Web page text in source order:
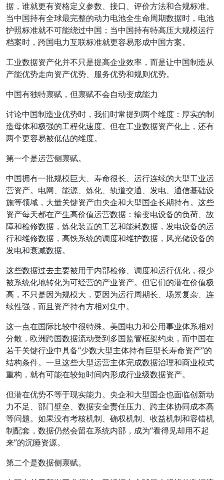
据，谁就更有资格定义参数、接口、评价方法和合规标准。
当中国持有全球最完整的动力电池全生命周期数据时，电池
护照标准就不可能绕过中国；当中国持有特高压大规模运行
档案时，跨国电力互联标准就更容易形成中国方案。
工业数据资产化并不只是提高企业效率，而是让中国制造从
产能优势走向资产优势、服务优势和规则优势。
中国有独特禀赋，但禀赋不会自动变成能力
讨论中国制造业优势时，我们时常提到两个维度：厚实的制
造母体和极强的工程化速度。但在工业数据资产化上，还有
两个更容易被低估的维度。
第一个是运营侧禀赋。
中国拥有一批规模巨大、寿命很长、运行连续的大型工业运
营资产。电网、能源、炼化、轨道交通、发电、通信基础设
施等领域，大量关键资产由央企和大型国企长期持有。这些
资产每天都在产生高价值运营数据：输变电设备的负荷、故
障和检修数据，炼化装置的工艺和能耗数据，发电设备的运
行和维修数据，高铁系统的调度和维护数据，风光储设备的
发电和衰减数据。
这些数据过去主要被用于内部检修、调度和运行优化，很少
被系统化地转化为可经营的产业资产。但它们的潜在价值极
高，不只是因为规模大，更因为运行周期长、场景复杂、连
续性强，而且资产持有方相对集中。
这一点在国际比较中很特殊。美国电力和公用事业体系相对
分散，欧洲跨国数据流动受到多国监管框架约束，而中国在
若干关键行业中具备“少数大型主体持有巨型长寿命资产”的
结构条件。一旦这些大型运营主体完成数据治理和商业模式
重构，就有可能在较短时间内形成行业级数据资产。
但潜在优势不等于现实能力。央企和大型国企也面临创新动
力不足、部门壁垒、数据安全责任压力、跨主体协同成本高
等问题。如果没有考核机制、确权机制、收益机制和容错机
制配套，数据仍然会留在系统内部，成为“看得见却用不起
来”的沉睡资源。
第二个是数据侧禀赋。